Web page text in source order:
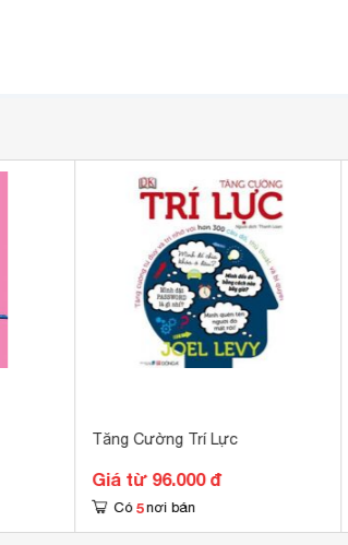
Tăng Cường Trí Lực
Giá từ 96.000 đ
Có 5 nơi bán